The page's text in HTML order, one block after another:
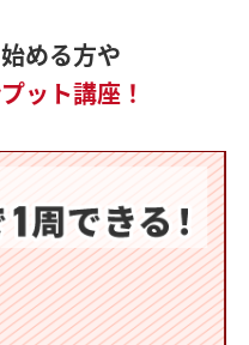
める方や
ット講座！